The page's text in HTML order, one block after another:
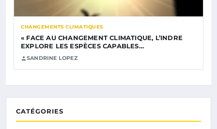
CHANGEMENTS CLIMATIQUES
« FACE AU CHANGEMENT CLIMATIQUE, L’INDRE
EXPLORE LES ESPÈCES CAPABLES…
SANDRINE LOPEZ
CATÉGORIES